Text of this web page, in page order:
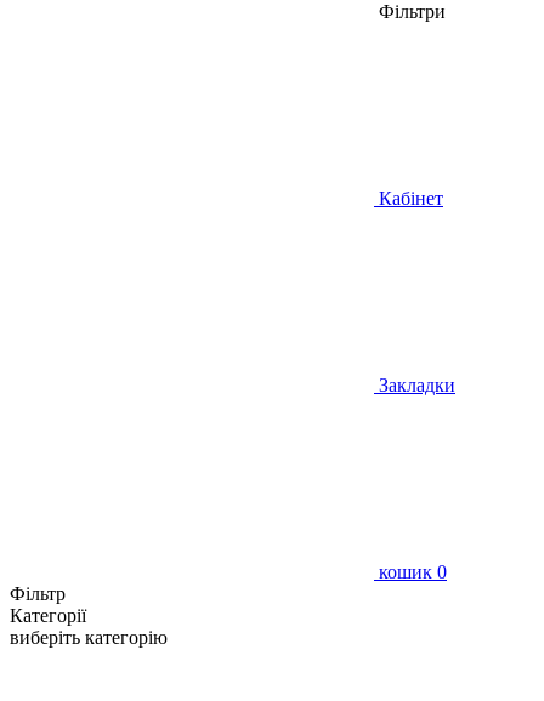
Фільтри
Кабінет
Закладки
кошик 0
Фільтр
Категорії
виберіть категорію